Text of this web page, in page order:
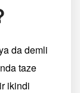
da demli
taze
ikindi